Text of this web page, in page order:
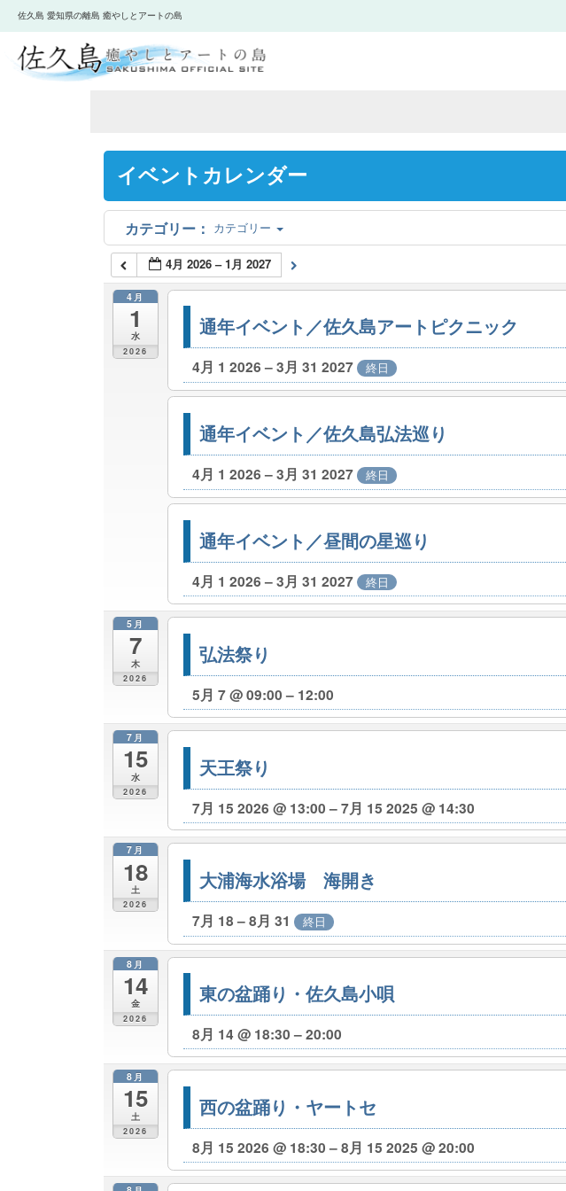
佐久島 愛知県の離島 癒やしとアートの島
イベントカレンダー
カテゴリー
4月 2026 – 1月 2027
4月
1
水
2026
通年イベント／佐久島アートピクニック
4月 1 2026 – 3月 31 2027 終日
通年イベント／佐久島弘法巡り
4月 1 2026 – 3月 31 2027 終日
通年イベント／昼間の星巡り
4月 1 2026 – 3月 31 2027 終日
5月
7
木
2026
弘法祭り
5月 7 @ 09:00 – 12:00
7月
15
水
2026
天王祭り
7月 15 2026 @ 13:00 – 7月 15 2025 @ 14:30
7月
18
土
2026
大浦海水浴場 海開き
7月 18 – 8月 31 終日
8月
14
金
2026
東の盆踊り・佐久島小唄
8月 14 @ 18:30 – 20:00
8月
15
土
2026
西の盆踊り・ヤートセ
8月 15 2026 @ 18:30 – 8月 15 2025 @ 20:00